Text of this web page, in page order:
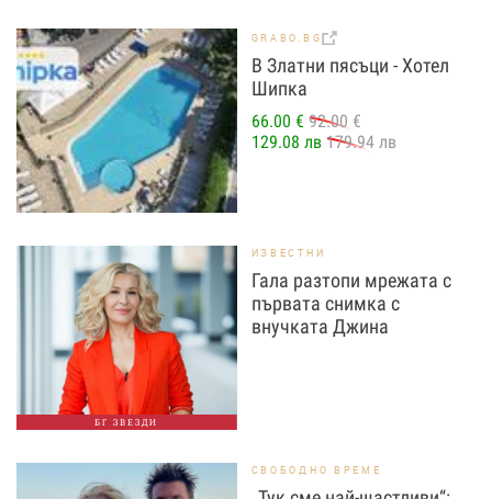
GRABO.BG
В Златни пясъци - Хотел
Шипка
66.00 € 92.00 €
129.08 лв 179.94 лв
БГ ЗВЕЗДИ
ИЗВЕСТНИ
Гала разтопи мрежата с
първата снимка с
внучката Джина
СВОБОДНО ВРЕМЕ